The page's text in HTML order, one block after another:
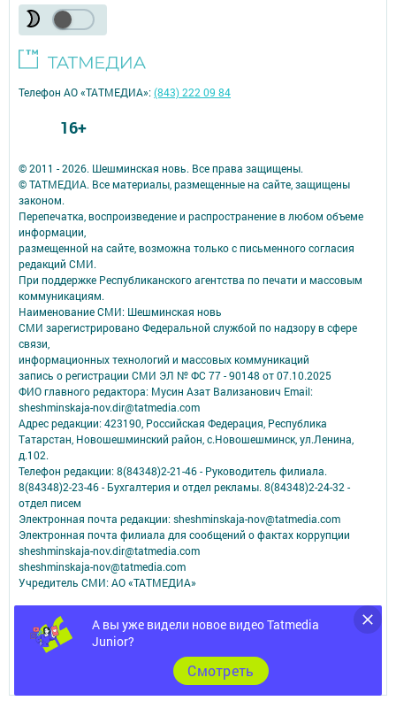
А вы уже видели новое видео Tatmedia
Junior?
Cмотреть
© 2011 - 2026. Шешминская новь. Все права защищены.
© ТАТМЕДИА. Все материалы, размещенные на сайте, защищены
законом.
Перепечатка, воспроизведение и распространение в любом объеме
информации,
размещенной на сайте, возможна только с письменного согласия
редакций СМИ.
При поддержке Республиканского агентства по печати и массовым
коммуникациям.
Наименование СМИ: Шешминская новь
СМИ зарегистрировано Федеральной службой по надзору в сфере
связи,
информационных технологий и массовых коммуникаций
запись о регистрации СМИ ЭЛ № ФС 77 - 90148 от 07.10.2025
ФИО главного редактора: Мусин Азат Вализанович Email:
sheshminskaja-nov.dir@tatmedia.com
Адрес редакции: 423190, Российская Федерация, Республика
Татарстан, Новошешминский район, с.Новошешминск, ул.Ленина,
д.102.
Телефон редакции: 8(84348)2-21-46 - Руководитель филиала.
8(84348)2-23-46 - Бухгалтерия и отдел рекламы. 8(84348)2-24-32 -
отдел писем
Электронная почта редакции: sheshminskaja-nov@tatmedia.com
Электронная почта филиала для сообщений о фактах коррупции
sheshminskaja-nov.dir@tatmedia.com
sheshminskaja-nov@tatmedia.com
Учредитель СМИ: АО «ТАТМЕДИА»
Антикоррупционная политика
АО «ТАТМЕДИА» использует «cookie»для персонализации сервисов и
удобства пользователей сайтом.
Использование «cookie» можно отменить в настройках браузера.
Политика конфиденциальности
Телефон АО «ТАТМЕДИА»:(843) 222 09 84
16+